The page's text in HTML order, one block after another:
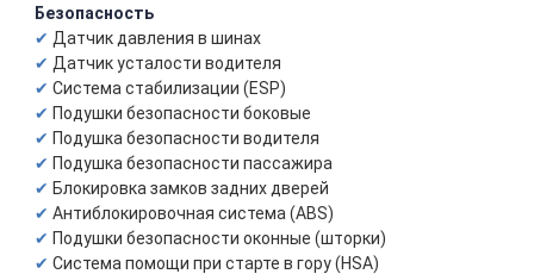
Безопасность
Датчик давления в шинах
Датчик усталости водителя
Система стабилизации (ESP)
Подушки безопасности боковые
Подушка безопасности водителя
Подушка безопасности пассажира
Блокировка замков задних дверей
Антиблокировочная система (ABS)
Подушки безопасности оконные (шторки)
Система помощи при старте в гору (HSA)